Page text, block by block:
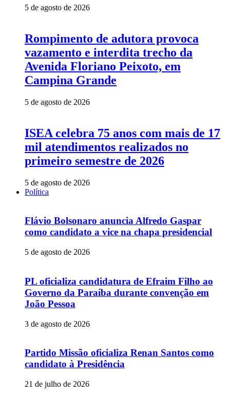
5 de agosto de 2026
Rompimento de adutora provoca
vazamento e interdita trecho da
Avenida Floriano Peixoto, em
Campina Grande
5 de agosto de 2026
ISEA celebra 75 anos com mais de 17
mil atendimentos realizados no
primeiro semestre de 2026
5 de agosto de 2026
Política
Flávio Bolsonaro anuncia Alfredo Gaspar
como candidato a vice na chapa presidencial
5 de agosto de 2026
PL oficializa candidatura de Efraim Filho ao
Governo da Paraíba durante convenção em
João Pessoa
3 de agosto de 2026
Partido Missão oficializa Renan Santos como
candidato à Presidência
21 de julho de 2026